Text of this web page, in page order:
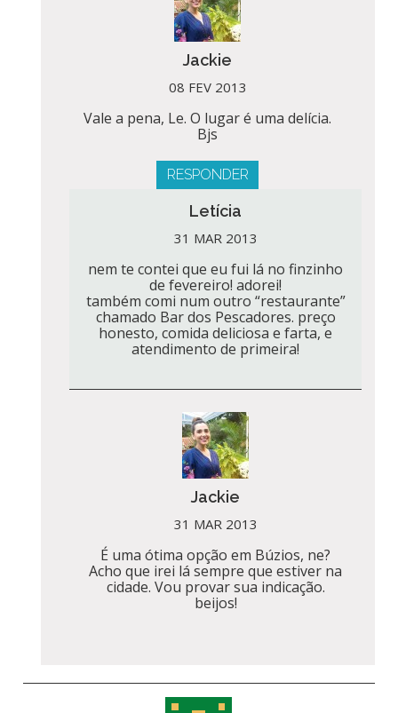
Jackie
08 FEV 2013
Vale a pena, Le. O lugar é uma delícia.
Bjs
RESPONDER
Letícia
31 MAR 2013
nem te contei que eu fui lá no finzinho
de fevereiro! adorei!
também comi num outro “restaurante”
chamado Bar dos Pescadores. preço
honesto, comida deliciosa e farta, e
atendimento de primeira!
Jackie
31 MAR 2013
É uma ótima opção em Búzios, ne?
Acho que irei lá sempre que estiver na
cidade. Vou provar sua indicação.
beijos!